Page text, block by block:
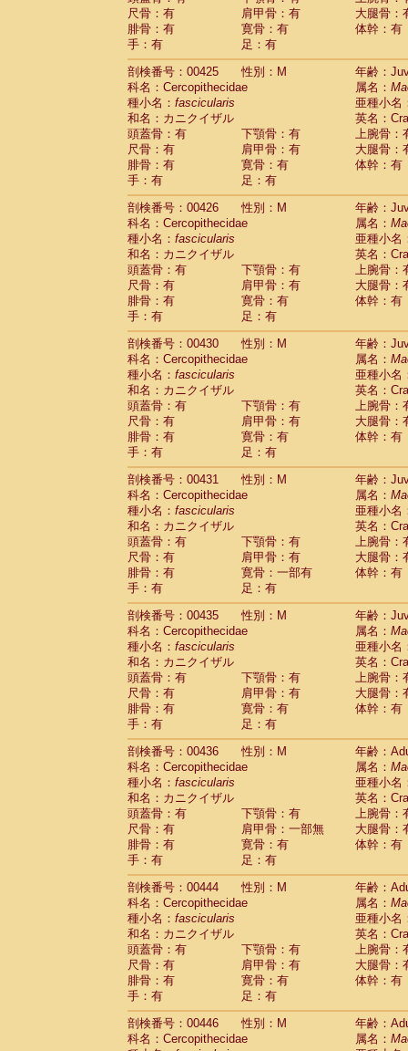
尺骨：有
肩甲骨：有
大腿骨：
腓骨：有
寛骨：有
体幹：有
手：有
足：有
剖検番号：00425
性別：M
年齢：
科名：Cercopithecidae
属名：
種小名： fascicularis
亜種小名
和名：カニクイザル
英名：
頭蓋骨：有
下顎骨：有
上腕骨：
尺骨：有
肩甲骨：有
大腿骨：
腓骨：有
寛骨：有
体幹：有
手：有
足：有
剖検番号：00426
性別：M
年齢：
科名：Cercopithecidae
属名：
種小名： fascicularis
亜種小名
和名：カニクイザル
英名：
頭蓋骨：有
下顎骨：有
上腕骨：
尺骨：有
肩甲骨：有
大腿骨：
腓骨：有
寛骨：有
体幹：有
手：有
足：有
剖検番号：00430
性別：M
年齢：
科名：Cercopithecidae
属名：
種小名： fascicularis
亜種小名
和名：カニクイザル
英名：
頭蓋骨：有
下顎骨：有
上腕骨：
尺骨：有
肩甲骨：有
大腿骨：
腓骨：有
寛骨：有
体幹：有
手：有
足：有
剖検番号：00431
性別：M
年齢：
科名：Cercopithecidae
属名：
種小名： fascicularis
亜種小名
和名：カニクイザル
英名：
頭蓋骨：有
下顎骨：有
上腕骨：
尺骨：有
肩甲骨：有
大腿骨：
腓骨：有
寛骨：一部有
体幹：有
手：有
足：有
剖検番号：00435
性別：M
年齢：
科名：Cercopithecidae
属名：
種小名： fascicularis
亜種小名
和名：カニクイザル
英名：
頭蓋骨：有
下顎骨：有
上腕骨：
尺骨：有
肩甲骨：有
大腿骨：
腓骨：有
寛骨：有
体幹：有
手：有
足：有
剖検番号：00436
性別：M
年齢：
科名：Cercopithecidae
属名：
種小名： fascicularis
亜種小名
和名：カニクイザル
英名：
頭蓋骨：有
下顎骨：有
上腕骨：
尺骨：有
肩甲骨：一部無
大腿骨：
腓骨：有
寛骨：有
体幹：有
手：有
足：有
剖検番号：00444
性別：M
年齢：
科名：Cercopithecidae
属名：
種小名： fascicularis
亜種小名
和名：カニクイザル
英名：
頭蓋骨：有
下顎骨：有
上腕骨：
尺骨：有
肩甲骨：有
大腿骨：
腓骨：有
寛骨：有
体幹：有
手：有
足：有
剖検番号：00446
性別：M
年齢：
科名：Cercopithecidae
属名：